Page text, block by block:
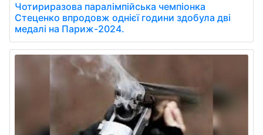
Чотириразова паралімпійська чемпіонка
Стеценко впродовж однієї години здобула дві
медалі на Париж-2024.